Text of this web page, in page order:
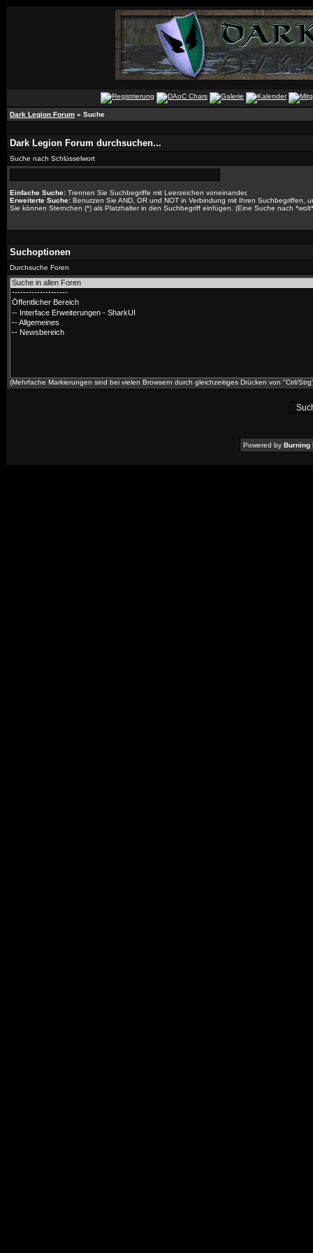
Dark Legion Forum » Suche
Dark Legion Forum durchsuchen...
Suche nach Schlüsselwort
Einfache Suche: Trennen Sie Suchbegriffe mit Leerzeichen voneinander.
Erweiterte Suche: Benutzen Sie AND, OR und NOT in Verbindung mit Ihren Suchbegriffen,
Sie können Sternchen (*) als Platzhalter in den Suchbegriff einfügen. (Eine Suche nach
Suchoptionen
Durchsuche Foren
(Mehrfache Markierungen sind bei vielen Browsern durch gleichzeitiges Drücken von "Ctrl/
Powered by Burning